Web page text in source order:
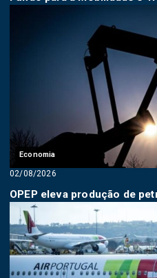
Economia
02/08/2026
OPEP eleva produção de